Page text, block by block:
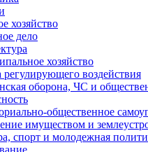
хозяйство
дело
хозяйство
воздействия
оборона, ЧС и
общественное
имуществом и
спорт и молодежная